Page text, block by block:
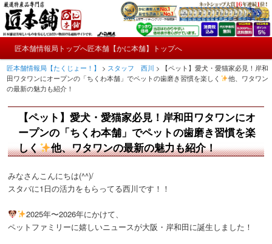
メ
イ
ン
ン
テ
ン
ツ
匠本舗情報局【たくじょー！】
かにやおせちについてのおもしろ情報や興味深い記事をお届けします。
ン
メ
ニ
メ
イ
ン
コ
ン
ン
ツ
匠本舗情報局トップへ匠本舗【かに本舗】トップへ
匠本舗情報局【たくじょー！】 > スタッフ 西川 >
【ペット】愛犬・愛猫家必見！岸和
田ワタワンにオープンの「ちくわ本舗」でペットの歯磨き習慣を楽しく
他、ワタワン
の最新の魅力も紹介！
【ペット】愛犬・愛猫家必見！岸和田ワタワンにオ
ープンの「ちくわ本舗」でペットの歯磨き習慣を楽
しく
他、ワタワンの最新の魅力も紹介！
みなさんこんにちは(^^)/
スタバに1日の活力をもらってる西川です！！
2025年〜2026年にかけて、
ペットファミリーに嬉しいニュースが大阪・岸和田に誕生しました！